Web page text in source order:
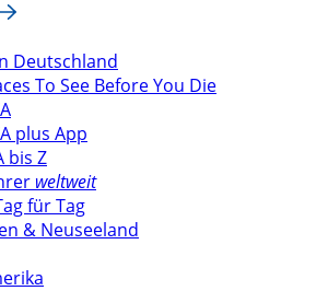
Deutschland
To See Before You Die
plus App
bis Z
weltweit
für Tag
& Neuseeland